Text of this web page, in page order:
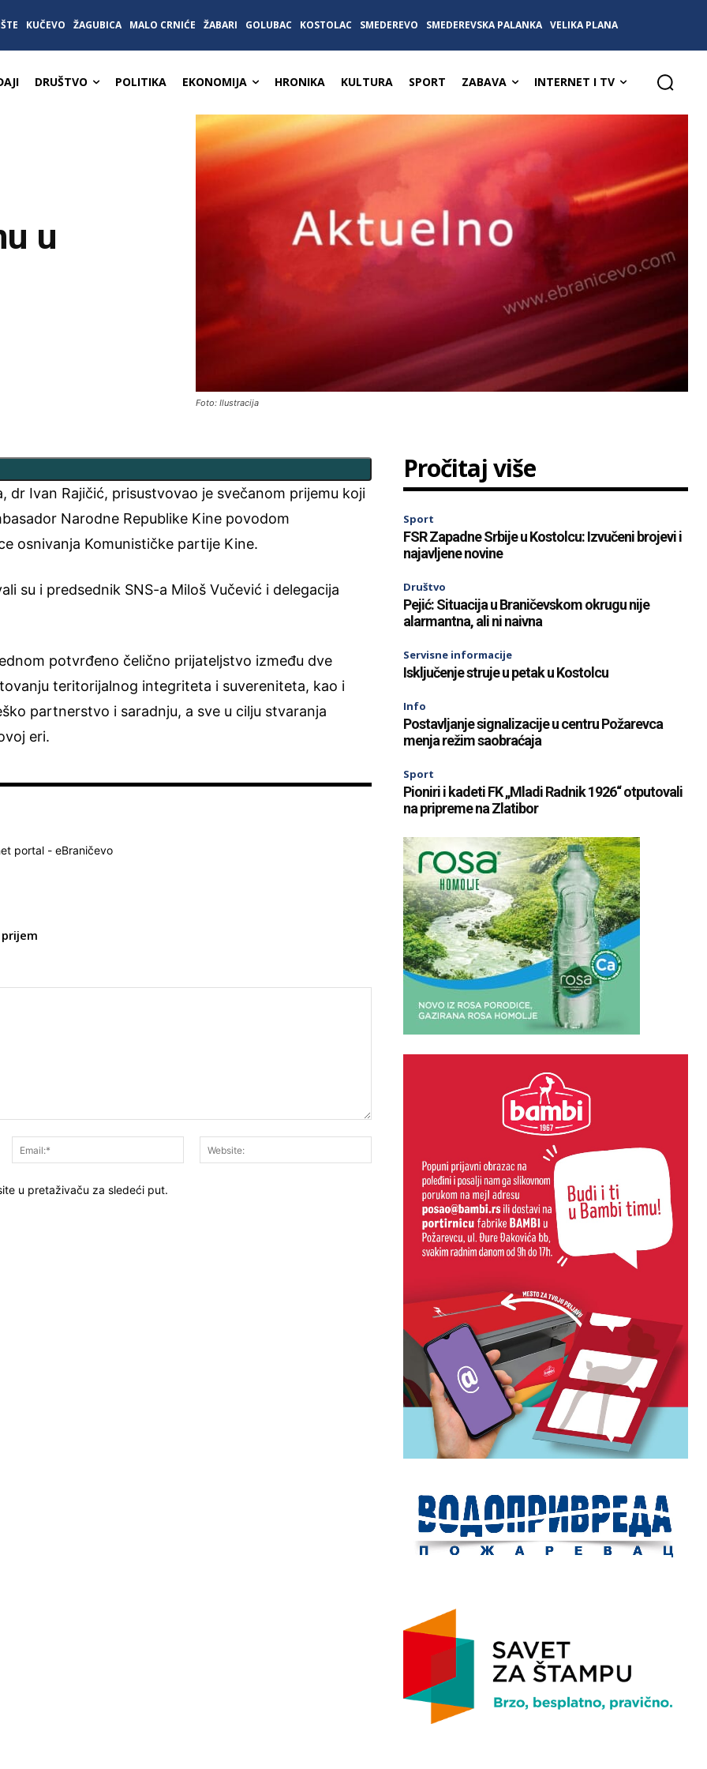
KUČEVO ŽAGUBICA MALO CRNIĆE ŽABARI GOLUBAC KOSTOLAC SMEDEREVO SMEDEREVSKA PALANKA VELIKA PLANA
DRUŠTVO POLITIKA EKONOMIJA HRONIKA KULTURA SPORT ZABAVA INTERNET I TV
u
Foto: Ilustracija
dr Ivan Rajičić, prisustvovao je svečanom prijemu koji
Narodne Republike Kine povodom
osnivanja Komunističke partije Kine.
su i predsednik SNS-a Miloš Vučević i delegacija
potvrđeno čelično prijateljstvo između dve
teritorijalnog integriteta i suvereniteta, kao i
partnerstvo i saradnju, a sve u cilju stvaranja
eri.
portal - eBraničevo
prijem
Ime:*
Email:*
u pretaživaču za sledeći put.
Pročitaj više
Sport
FSR Zapadne Srbije u Kostolcu: Izvučeni brojevi i
najavljene novine
Društvo
Pejić: Situacija u Braničevskom okrugu nije
alarmantna, ali ni naivna
Servisne informacije
Isključenje struje u petak u Kostolcu
Info
Postavljanje signalizacije u centru Požarevca
menja režim saobraćaja
Sport
Pioniri i kadeti FK „Mladi Radnik 1926“ otputovali
na pripreme na Zlatibor